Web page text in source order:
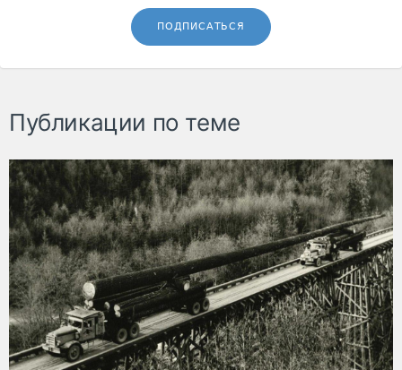
ПОДПИСАТЬСЯ
Публикации по теме